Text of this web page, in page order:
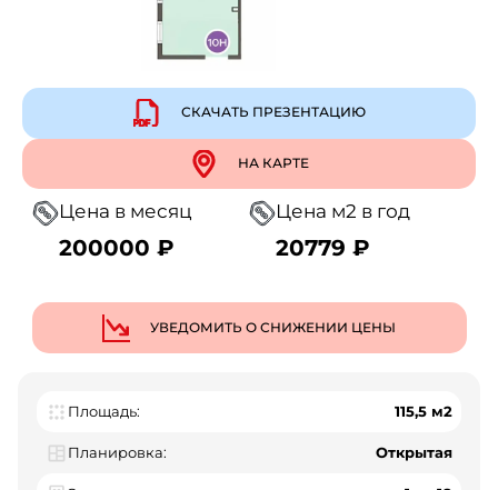
СКАЧАТЬ ПРЕЗЕНТАЦИЮ
НА КАРТЕ
Цена в месяц
200000 ₽
Цена м2 в год
20779 ₽
УВЕДОМИТЬ О СНИЖЕНИИ ЦЕНЫ
Площадь: 115,5 м2
Планировка: Открытая